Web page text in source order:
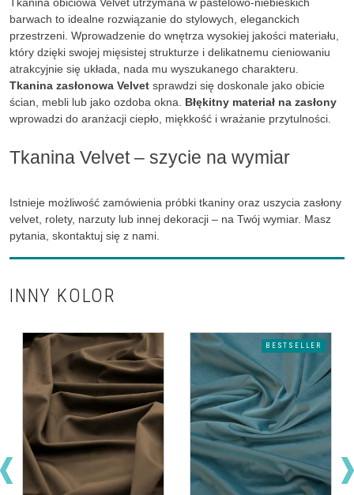
barwach to idealne rozwiązanie do stylowych, eleganckich
przestrzeni. Wprowadzenie do wnętrza wysokiej jakości materiału,
który dzięki swojej mięsistej strukturze i delikatnemu cieniowaniu
atrakcyjnie się układa, nada mu wyszukanego charakteru.
Tkanina zasłonowa Velvet sprawdzi się doskonale jako obicie
ścian, mebli lub jako ozdoba okna. Błękitny materiał na zasłony
wprowadzi do aranżacji ciepło, miękkość i wrażanie przytulności.
Tkanina Velvet – szycie na wymiar
Istnieje możliwość zamówienia próbki tkaniny oraz uszycia zasłony
velvet, rolety, narzuty lub innej dekoracji – na Twój wymiar. Masz
pytania, skontaktuj się z nami.
INNY KOLOR
BESTSELLER